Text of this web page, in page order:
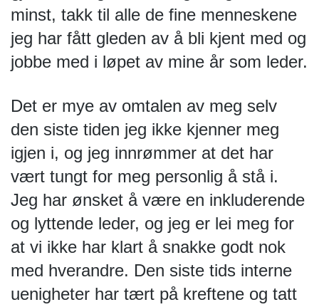
minst, takk til alle de fine menneskene
jeg har fått gleden av å bli kjent med og
jobbe med i løpet av mine år som leder.
Det er mye av omtalen av meg selv
den siste tiden jeg ikke kjenner meg
igjen i, og jeg innrømmer at det har
vært tungt for meg personlig å stå i.
Jeg har ønsket å være en inkluderende
og lyttende leder, og jeg er lei meg for
at vi ikke har klart å snakke godt nok
med hverandre. Den siste tids interne
uenigheter har tært på kreftene og tatt